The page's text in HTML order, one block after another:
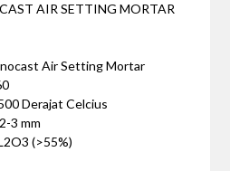
AIR SETTING MORTAR
Air Setting Mortar
Derajat Celcius
3 mm
(>55%)